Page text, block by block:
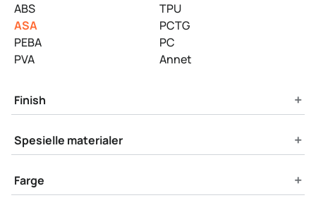
ABS
TPU
ASA
PCTG
PEBA
PC
PVA
Annet
Finish +
Spesielle materialer +
Farge +